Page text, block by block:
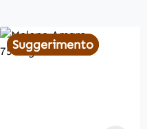
Suggerimento
Suggerimento